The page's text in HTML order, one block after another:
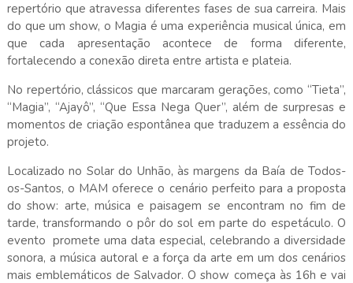
repertório que atravessa diferentes fases de sua carreira. Mais
do que um show, o Magia é uma experiência musical única, em
que cada apresentação acontece de forma diferente,
fortalecendo a conexão direta entre artista e plateia.
No repertório, clássicos que marcaram gerações, como “Tieta”,
“Magia”, “Ajayô”, “Que Essa Nega Quer”, além de surpresas e
momentos de criação espontânea que traduzem a essência do
projeto.
Localizado no Solar do Unhão, às margens da Baía de Todos-
os-Santos, o MAM oferece o cenário perfeito para a proposta
do show: arte, música e paisagem se encontram no fim de
tarde, transformando o pôr do sol em parte do espetáculo. O
evento promete uma data especial, celebrando a diversidade
sonora, a música autoral e a força da arte em um dos cenários
mais emblemáticos de Salvador. O show começa às 16h e vai